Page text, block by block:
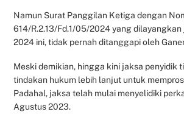
Namun Surat Panggilan Ketiga dengan
614/R.2.13/Fd.1/05/2024 yang dilayangkan
2024 ini, tidak pernah ditanggapi oleh
Meski demikian, hingga kini jaksa penyidik
tindakan hukum lebih lanjut untuk
Padahal, jaksa telah mulai menyelidiki
Agustus 2023.